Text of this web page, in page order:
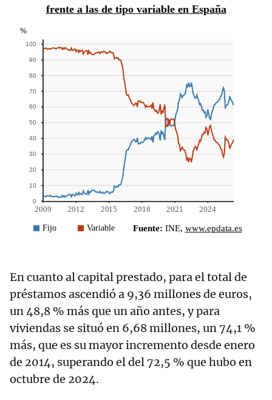
En cuanto al capital prestado, para el total de
préstamos ascendió a 9,36 millones de euros,
un 48,8 % más que un año antes, y para
viviendas se situó en 6,68 millones, un 74,1 %
más, que es su mayor incremento desde enero
de 2014, superando el del 72,5 % que hubo en
octubre de 2024.